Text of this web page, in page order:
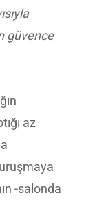
güvence
az
-salonda